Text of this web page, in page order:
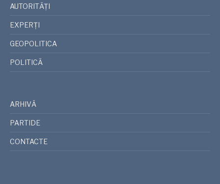
AUTORITĂȚI
EXPERȚI
GEOPOLITICA
POLITICĂ
ARHIVĂ
PARTIDE
CONTACTE